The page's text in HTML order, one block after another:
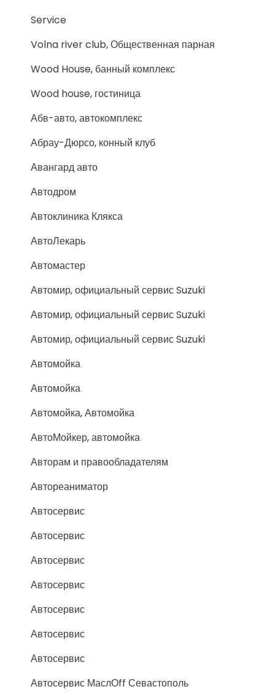
Service
Volna river club, Общественная парная
Wood House, банный комплекс
Wood house, гостиница
Абв-авто, автокомплекс
Абрау-Дюрсо, конный клуб
Авангард авто
Автодром
Автоклиника Клякса
АвтоЛекарь
Автомастер
Автомир, официальный сервис Suzuki
Автомир, официальный сервис Suzuki
Автомир, официальный сервис Suzuki
Автомойка
Автомойка
Автомойка, Автомойка
АвтоМойкер, автомойка
Авторам и правообладателям
Автореаниматор
Автосервис
Автосервис
Автосервис
Автосервис
Автосервис
Автосервис
Автосервис
Автосервис МаслОff Севастополь